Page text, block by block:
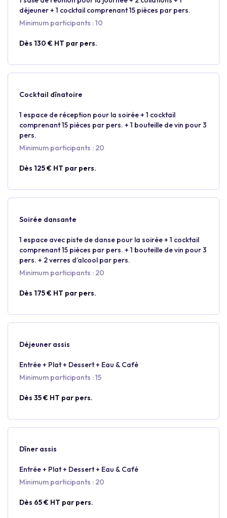
déjeuner + 1 cocktail comprenant 15 pièces par pers.
Minimum participants : 10
Dès 130 € HT par pers.
Cocktail dînatoire
1 espace de réception pour la soirée + 1 cocktail
comprenant 15 pièces par pers. + 1 bouteille de vin pour 3
pers.
Minimum participants : 20
Dès 125 € HT par pers.
Soirée dansante
1 espace avec piste de danse pour la soirée + 1 cocktail
comprenant 15 pièces par pers. + 1 bouteille de vin pour 3
pers. + 2 verres d’alcool par pers.
Minimum participants : 20
Dès 175 € HT par pers.
Déjeuner assis
Entrée + Plat + Dessert + Eau & Café
Minimum participants : 15
Dès 35 € HT par pers.
Dîner assis
Entrée + Plat + Dessert + Eau & Café
Minimum participants : 20
Dès 65 € HT par pers.